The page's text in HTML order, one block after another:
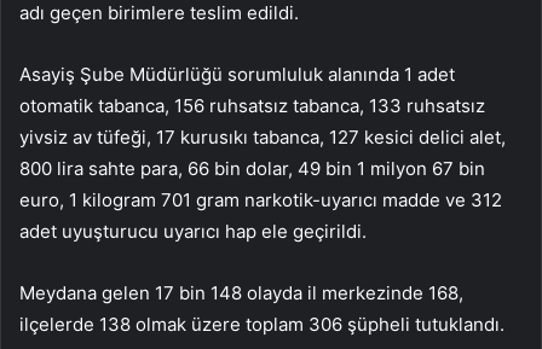
adı geçen birimlere teslim edildi.
Asayiş Şube Müdürlüğü sorumluluk alanında 1 adet
otomatik tabanca, 156 ruhsatsız tabanca, 133 ruhsatsız
yivsiz av tüfeği, 17 kurusıkı tabanca, 127 kesici delici alet,
800 lira sahte para, 66 bin dolar, 49 bin 1 milyon 67 bin
euro, 1 kilogram 701 gram narkotik-uyarıcı madde ve 312
adet uyuşturucu uyarıcı hap ele geçirildi.
Meydana gelen 17 bin 148 olayda il merkezinde 168,
ilçelerde 138 olmak üzere toplam 306 şüpheli tutuklandı.